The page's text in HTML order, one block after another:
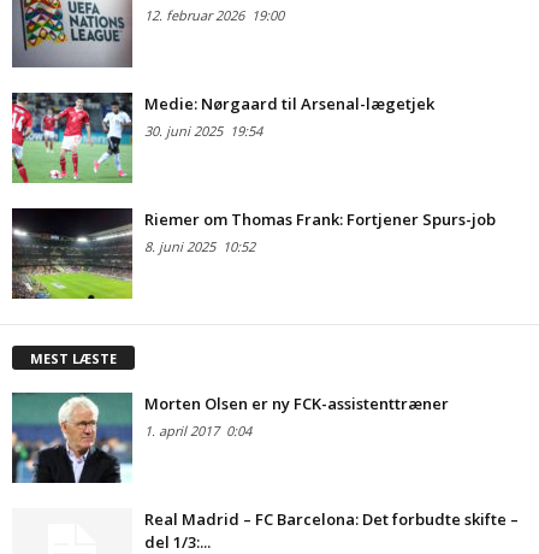
12. februar 202619:00
Medie: Nørgaard til Arsenal-lægetjek
30. juni 202519:54
Riemer om Thomas Frank: Fortjener Spurs-job
8. juni 202510:52
MEST LÆSTE
Morten Olsen er ny FCK-assistenttræner
1. april 20170:04
Real Madrid – FC Barcelona: Det forbudte skifte –
del 1/3:...